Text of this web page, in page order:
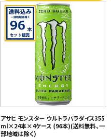
アサヒ モンスター ウルトラパラダイス355
ml×24本×4ケース (96本)(送料無料、一
部地域は除く)